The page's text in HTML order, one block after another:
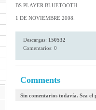
BS PLAYER BLUETOOTH.
1 DE NOVIEMBRE 2008.
Descargas: 150532
Comentarios: 0
Comments
Sin comentarios todavía. Sea